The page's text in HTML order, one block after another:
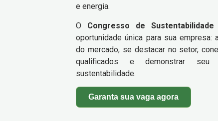
e energia.
O Congresso de
oportunidade única para sua empresa:
do mercado, se destacar no setor,
qualificados e demonstrar
sustentabilidade.
Garanta sua vaga agora